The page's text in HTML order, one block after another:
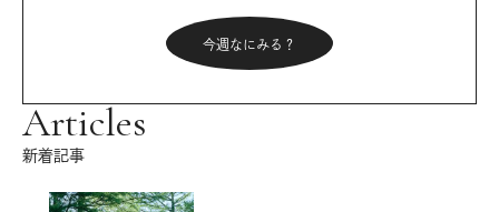
今週なにみる？
Articles
新着記事